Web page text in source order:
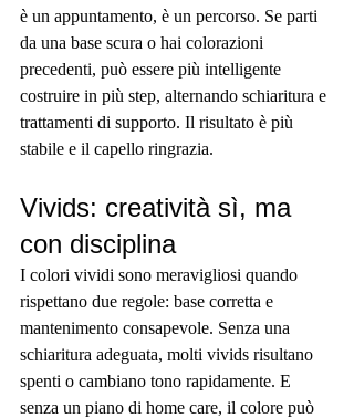
è un appuntamento, è un percorso. Se parti
da una base scura o hai colorazioni
precedenti, può essere più intelligente
costruire in più step, alternando schiaritura e
trattamenti di supporto. Il risultato è più
stabile e il capello ringrazia.
Vivids: creatività sì, ma
con disciplina
I colori vividi sono meravigliosi quando
rispettano due regole: base corretta e
mantenimento consapevole. Senza una
schiaritura adeguata, molti vivids risultano
spenti o cambiano tono rapidamente. E
senza un piano di home care, il colore può